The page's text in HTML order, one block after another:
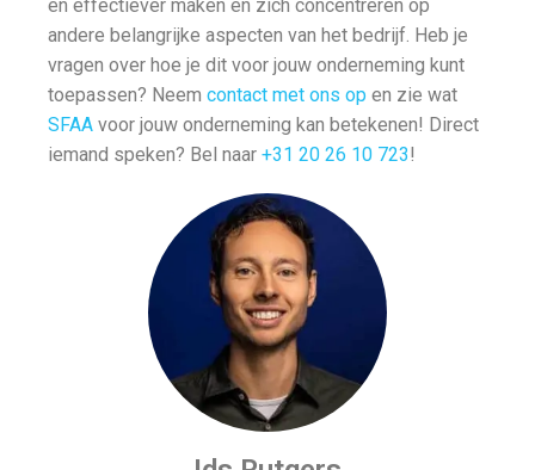
en effectiever maken en zich concentreren op
andere belangrijke aspecten van het bedrijf. Heb je
vragen over hoe je dit voor jouw onderneming kunt
toepassen? Neem contact met ons op en zie wat
SFAA voor jouw onderneming kan betekenen! Direct
iemand speken? Bel naar +31 20 26 10 723!